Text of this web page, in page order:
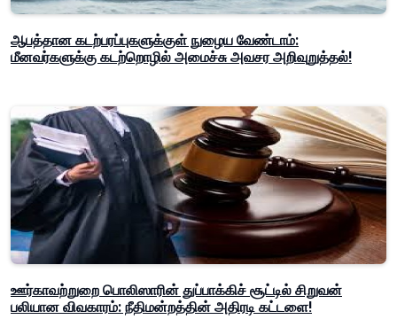
ஆபத்தான கடற்பரப்புகளுக்குள் நுழைய வேண்டாம்:
மீனவர்களுக்கு கடற்றொழில் அமைச்சு அவசர அறிவுறுத்தல்!
ஊர்காவற்றுறை பொலிஸாரின் துப்பாக்கிச் சூட்டில் சிறுவன்
பலியான விவகாரம்: நீதிமன்றத்தின் அதிரடி கட்டளை!